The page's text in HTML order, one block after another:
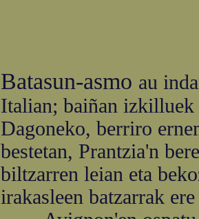
Batasun-asmo au
Italian; baiñan
Dagoneko, berriro
bestetan, Prantzia'n
biltzarren leian eta
irakasleen batzarrak